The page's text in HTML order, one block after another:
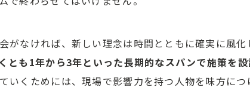
がなければ、新しい理念は時間とともに確実に風化
とも1年から3年といった長期的なスパンで施策を設
いくためには、現場で影響力を持つ人物を味方につ